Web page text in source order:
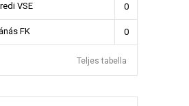
VSE 0
FK 0
Teljes tabella